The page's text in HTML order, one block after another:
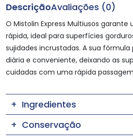
DescriçãoAvaliações (0)
O Mistolin Express Multiusos
rápida, ideal para superfícies
sujidades incrustadas. A sua
diária e conveniente, deixando as
cuidadas com uma rápida
Ingredientes
Conservação